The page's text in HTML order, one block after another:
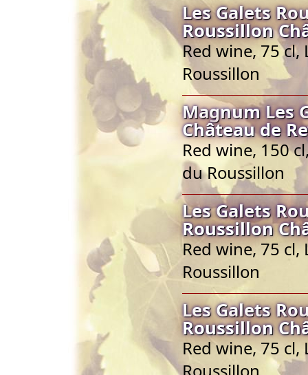
Les Galets
Roussillon
Red wine, 75 cl,
Roussillon
Magnum Les
Château de
Red wine, 150
du Roussillon
Les Galets
Roussillon
Red wine, 75 cl,
Roussillon
Les Galets
Roussillon
Red wine, 75